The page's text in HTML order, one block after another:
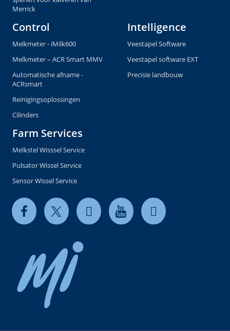
Merrick
Control
Melkmeter - iMilk600
Melkmeter – ACR Smart MMV
Automatische afname -
ACRsmart
Reinigingsoplossingen
Cilinders
Intelligence
Veestapel Software
Veestapel software EXT
Precisie landbouw
Farm Services
Melkstel Wisssel Service
Pulsator Wissel Service
Sensor Wissel Service